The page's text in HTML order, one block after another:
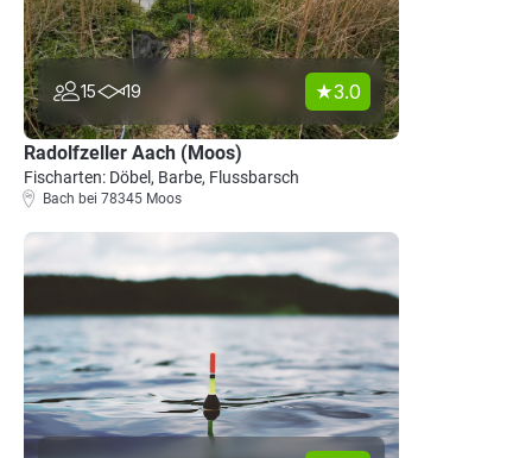
15 19 3.0
Radolfzeller Aach (Moos)
Fischarten: Döbel, Barbe, Flussbarsch
Bach bei 78345 Moos